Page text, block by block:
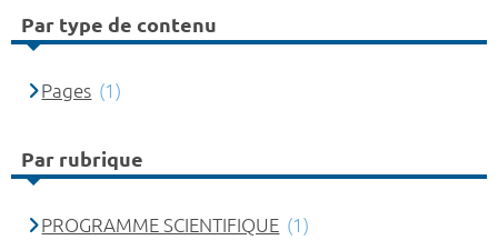
Par type de contenu
Pages (1)
Par rubrique
PROGRAMME SCIENTIFIQUE (1)